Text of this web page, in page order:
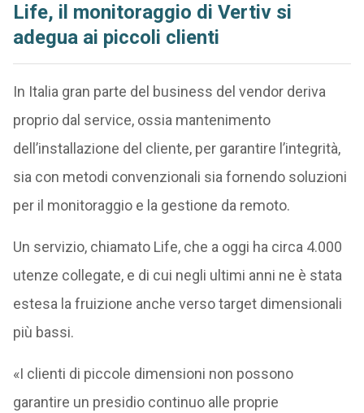
Life, il monitoraggio di Vertiv si
adegua ai piccoli clienti
In Italia gran parte del business del vendor deriva
proprio dal service, ossia mantenimento
dell’installazione del cliente, per garantire l’integrità,
sia con metodi convenzionali sia fornendo soluzioni
per il monitoraggio e la gestione da remoto.
Un servizio, chiamato Life, che a oggi ha circa 4.000
utenze collegate, e di cui negli ultimi anni ne è stata
estesa la fruizione anche verso target dimensionali
più bassi.
«I clienti di piccole dimensioni non possono
garantire un presidio continuo alle proprie